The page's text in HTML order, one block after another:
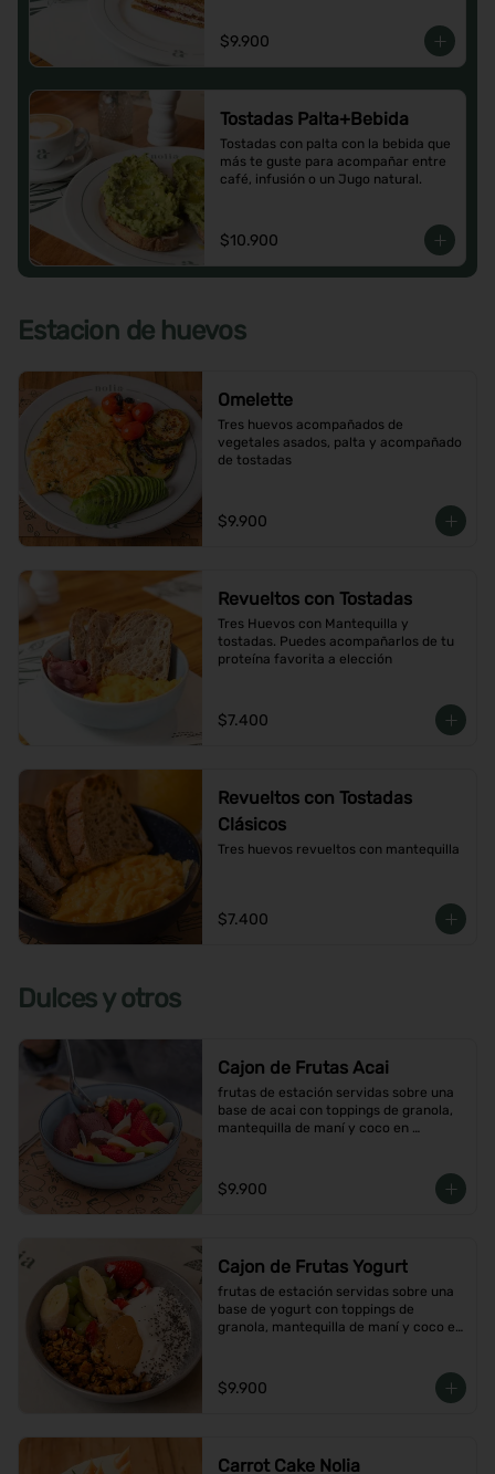
$9.900
Tostadas Palta+Bebida
Tostadas con palta con la bebida que
más te guste para acompañar entre
café, infusión o un Jugo natural.
$10.900
Estacion de huevos
Omelette
Tres huevos acompañados de
vegetales asados, palta y acompañado
de tostadas
$9.900
Revueltos con Tostadas
Tres Huevos con Mantequilla y
tostadas. Puedes acompañarlos de tu
proteína favorita a elección
$7.400
Revueltos con Tostadas
Clásicos
Tres huevos revueltos con mantequilla
$7.400
Dulces y otros
Cajon de Frutas Acai
frutas de estación servidas sobre una
base de acai con toppings de granola,
mantequilla de maní y coco en
$9.900
Cajon de Frutas Yogurt
frutas de estación servidas sobre una
base de yogurt con toppings de
granola, mantequilla de maní y coco en
$9.900
Carrot Cake Nolia